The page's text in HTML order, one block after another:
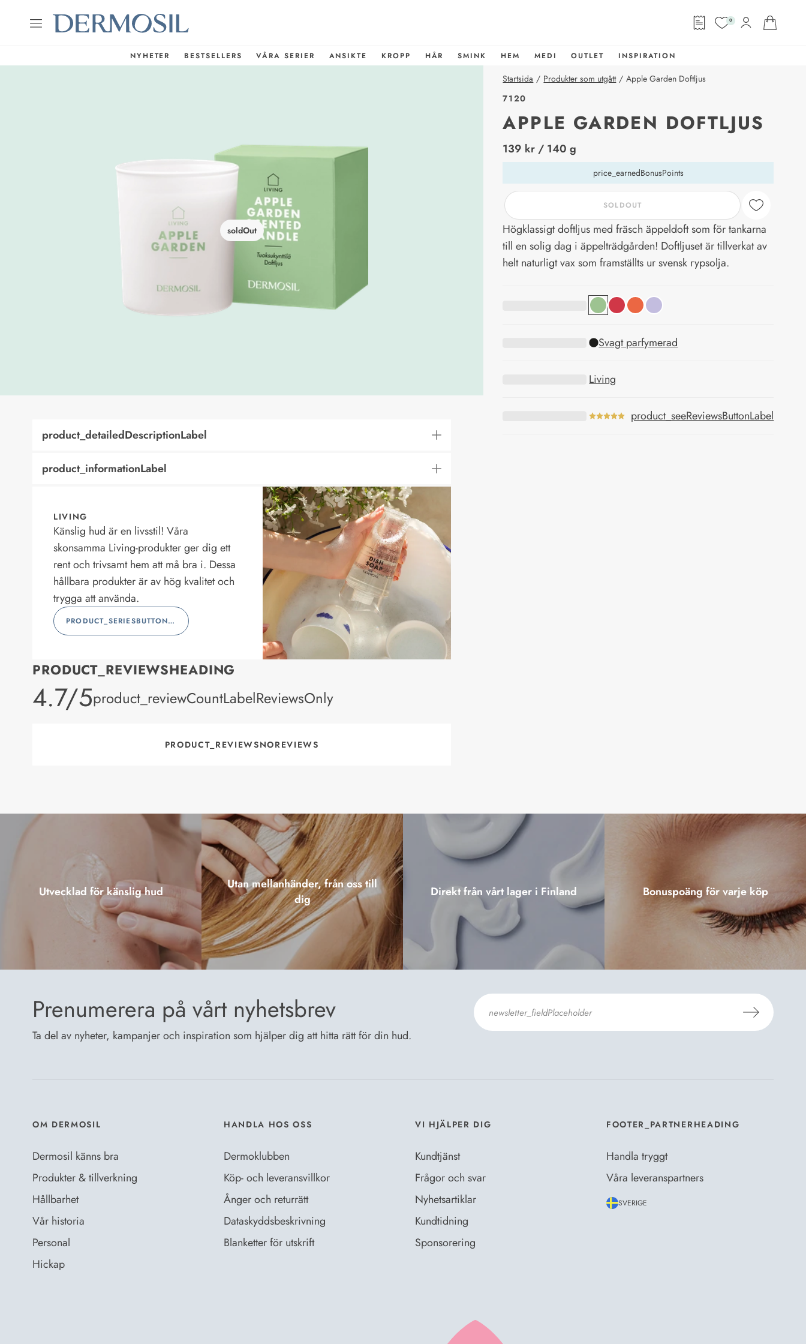
0
NYHETER BESTSELLERS VÅRA SERIER ANSIKTE KROPP HÅR SMINK HEM MEDI OUTLET INSPIRATION
soldOut
Startsida / Produkter som utgått / Apple Garden Doftljus
7120
APPLE GARDEN DOFTLJUS
price_label
139 kr / 140 g
price_earnedBonusPoints
SOLDOUT
Högklassigt doftljus med fräsch äppeldoft som för tankarna
till en solig dag i äppelträdgården! Doftljuset är tillverkat av
helt naturligt vax som framställts ur svensk rypsolja.
Svagt parfymerad
Living
product_seeReviewsButtonLabel
product_detailedDescriptionLabel
product_informationLabel
LIVING
Känslig hud är en livsstil! Våra
skonsamma Living-produkter ger dig ett
rent och trivsamt hem att må bra i. Dessa
hållbara produkter är av hög kvalitet och
trygga att använda.
PRODUCT_SERIESBUTTONLABEL
PRODUCT_REVIEWSHEADING
product_rating
4.7/5product_reviewCountLabelReviewsOnly
PRODUCT_REVIEWSNOREVIEWS
Utvecklad för känslig hud
Utan mellanhänder, från oss till
dig
Direkt från vårt lager i Finland Bonuspoäng för varje köp
Prenumerera på vårt nyhetsbrev
Ta del av nyheter, kampanjer och inspiration som hjälper dig att hitta rätt för din hud.
OM DERMOSIL
Dermosil känns bra
Produkter & tillverkning
Hållbarhet
Vår historia
Personal
Hickap
HANDLA HOS OSS
Dermoklubben
Köp- och leveransvillkor
Ånger och returrätt
Dataskyddsbeskrivning
Blanketter för utskrift
VI HJÄLPER DIG
Kundtjänst
Frågor och svar
Nyhetsartiklar
Kundtidning
Sponsorering
FOOTER_PARTNERHEADING
Handla tryggt
Våra leveranspartners
SVERIGE